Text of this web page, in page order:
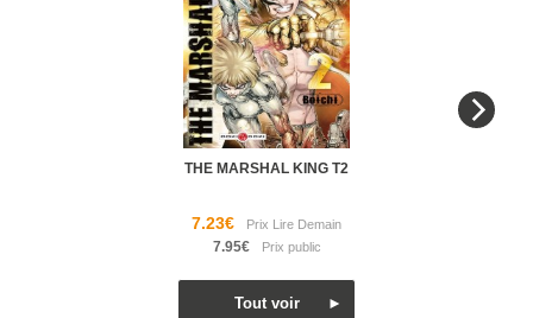
THE MARSHAL KING T2
7.23€
7.95€